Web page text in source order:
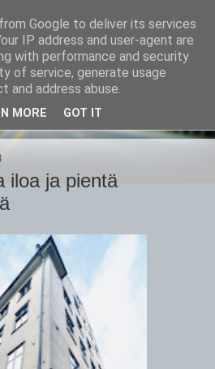
iloa ja pientä
Google to deliver its services
IP address and user-agent are
with performance and security
of service, generate usage
address abuse.
MORE GOT IT